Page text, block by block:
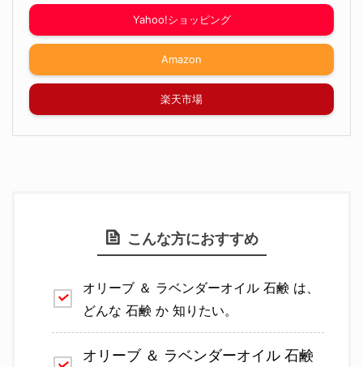
Yahoo!ショッピング
Amazon
楽天市場
こんな方におすすめ
オリーブ ＆ ラベンダーオイル 石鹸 は、
どんな 石鹸 か 知りたい。
オリーブ ＆ ラベンダーオイル 石鹸